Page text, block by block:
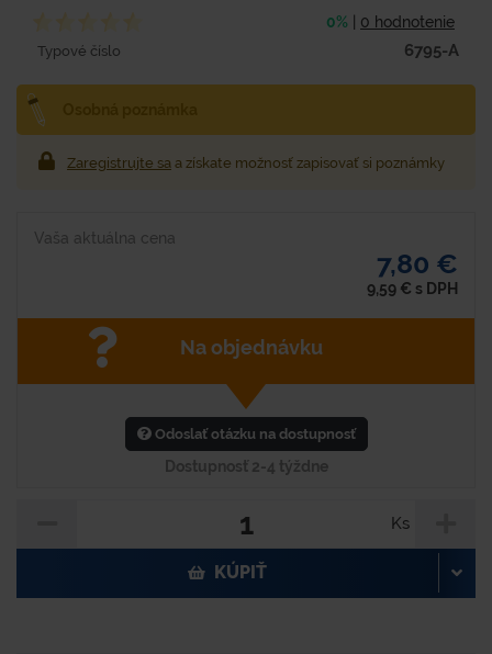
0% 0 hodnotenie
Typové číslo 6795-A
Zaregistrujte sa a získate možnosť zapisovať si poznámky
Vaša aktuálna cena
7,80 €
9,59 € s DPH
Na objednávku
Odoslať otázku na dostupnosť
Dostupnosť 2-4 týždne
Ks
KÚPIŤ